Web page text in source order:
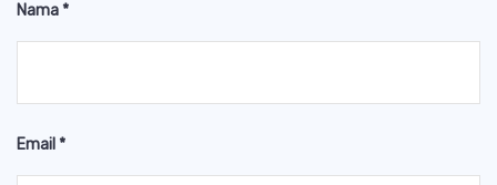
Nama*
Email *